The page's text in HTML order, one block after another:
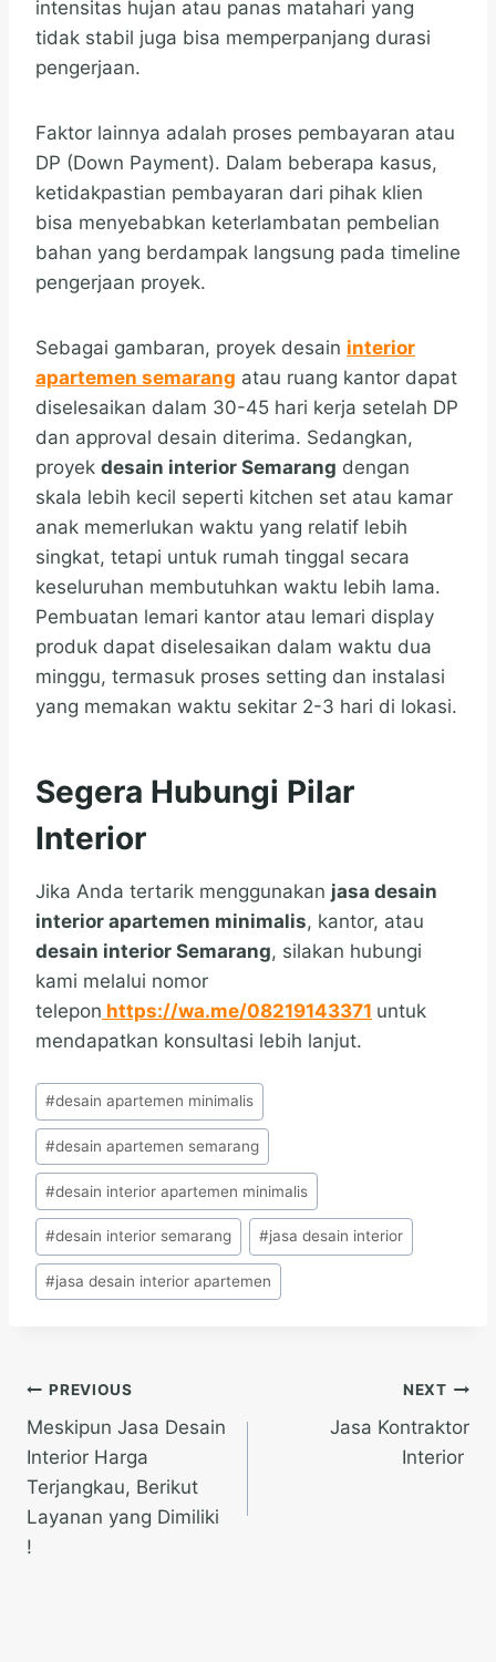
intensitas hujan atau panas matahari yang
tidak stabil juga bisa memperpanjang durasi
pengerjaan.
Faktor lainnya adalah proses pembayaran atau
DP (Down Payment). Dalam beberapa kasus,
ketidakpastian pembayaran dari pihak klien
bisa menyebabkan keterlambatan pembelian
bahan yang berdampak langsung pada timeline
pengerjaan proyek.
Sebagai gambaran, proyek desain interior
apartemen semarang atau ruang kantor dapat
diselesaikan dalam 30-45 hari kerja setelah DP
dan approval desain diterima. Sedangkan,
proyek desain interior Semarang dengan
skala lebih kecil seperti kitchen set atau kamar
anak memerlukan waktu yang relatif lebih
singkat, tetapi untuk rumah tinggal secara
keseluruhan membutuhkan waktu lebih lama.
Pembuatan lemari kantor atau lemari display
produk dapat diselesaikan dalam waktu dua
minggu, termasuk proses setting dan instalasi
yang memakan waktu sekitar 2-3 hari di lokasi.
Segera Hubungi Pilar
Interior
Jika Anda tertarik menggunakan jasa desain
interior apartemen minimalis, kantor, atau
desain interior Semarang, silakan hubungi
kami melalui nomor
telepon https://wa.me/08219143371 untuk
mendapatkan konsultasi lebih lanjut.
Post
Tags:
#desain apartemen minimalis
#desain apartemen semarang
#desain interior apartemen minimalis
#desain interior semarang #jasa desain interior
#jasa desain interior apartemen
Post
navigation
PREVIOUS
Meskipun Jasa Desain
Interior Harga
Terjangkau, Berikut
Layanan yang Dimiliki
!
NEXT
Jasa Kontraktor
Interior